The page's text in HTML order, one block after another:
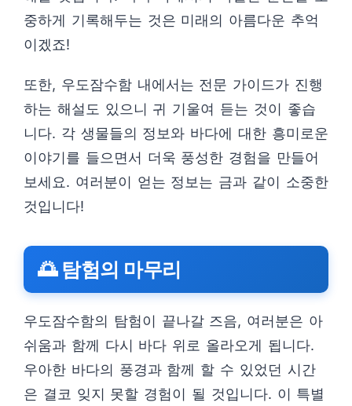
중하게 기록해두는 것은 미래의 아름다운 추억
이겠죠!
또한, 우도잠수함 내에서는 전문 가이드가 진행
하는 해설도 있으니 귀 기울여 듣는 것이 좋습
니다. 각 생물들의 정보와 바다에 대한 흥미로운
이야기를 들으면서 더욱 풍성한 경험을 만들어
보세요. 여러분이 얻는 정보는 금과 같이 소중한
것입니다!
🌅 탐험의 마무리
우도잠수함의 탐험이 끝나갈 즈음, 여러분은 아
쉬움과 함께 다시 바다 위로 올라오게 됩니다.
우아한 바다의 풍경과 함께 할 수 있었던 시간
은 결코 잊지 못할 경험이 될 것입니다. 이 특별